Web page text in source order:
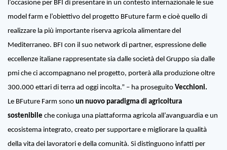
l’occasione per BFI di presentare in un contesto internazionale le sue
model farm e l’obiettivo del progetto BFuture farm e cioè quello di
realizzare la più importante riserva agricola alimentare del
Mediterraneo. BFI con il suo network di partner, espressione delle
eccellenze italiane rappresentate sia dalle società del Gruppo sia dalle
pmi che ci accompagnano nel progetto, porterà alla produzione oltre
300.000 ettari di terra ad oggi incolta.” – ha proseguito Vecchioni.
Le BFuture Farm sono un nuovo paradigma di agricoltura
sostenibile che coniuga una piattaforma agricola all’avanguardia e un
ecosistema integrato, creato per supportare e migliorare la qualità
della vita dei lavoratori e della comunità. Si distinguono infatti per